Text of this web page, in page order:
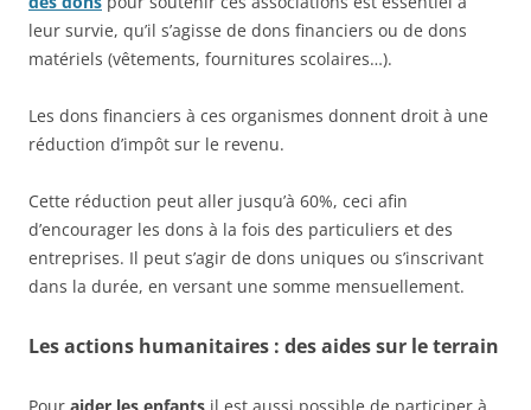
leur survie, qu’il s’agisse de dons financiers ou de dons
matériels (vêtements, fournitures scolaires…).
Les dons financiers à ces organismes donnent droit à une
réduction d’impôt sur le revenu.
Cette réduction peut aller jusqu’à 60%, ceci afin
d’encourager les dons à la fois des particuliers et des
entreprises. Il peut s’agir de dons uniques ou s’inscrivant
dans la durée, en versant une somme mensuellement.
Les actions humanitaires : des aides sur le terrain